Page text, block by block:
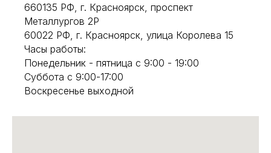
660135 РФ, г. Красноярск, проспект
Металлургов 2Р
60022 РФ, г. Красноярск, улица Королева 15
Часы работы:
Понедельник - пятница с 9:00 - 19:00
Суббота с 9:00-17:00
Воскресенье выходной